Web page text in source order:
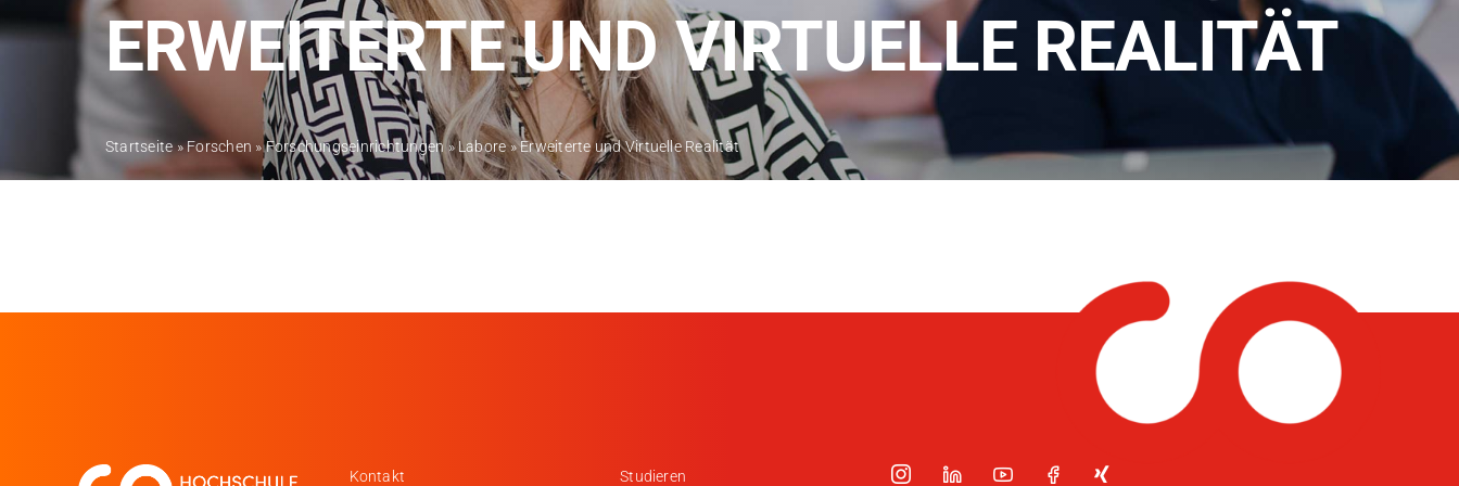
Medien
Stellenangebote
News
ERWEITERTE UND VIRTUELLE REALITÄT
Startseite»Forschen »Forschungseinrichtungen»Labore»Erweiterte und Virtuelle Realität
Kontakt Studieren